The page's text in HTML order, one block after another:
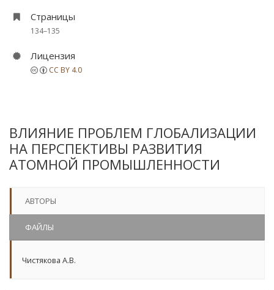
Страницы
134–135
Лицензия
CC BY 4.0
ВЛИЯНИЕ ПРОБЛЕМ ГЛОБАЛИЗАЦИИ
НА ПЕРСПЕКТИВЫ РАЗВИТИЯ
АТОМНОЙ ПРОМЫШЛЕННОСТИ
АВТОРЫ
ФАЙЛЫ
Чистякова А.В.